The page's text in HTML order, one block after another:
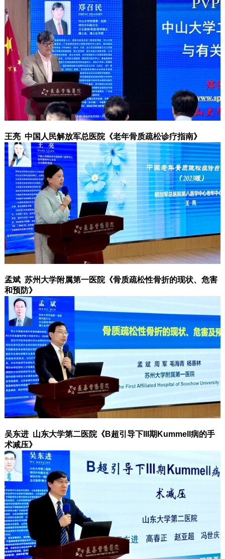
王亮 中国人民解放军总医院《老年骨质疏松诊疗指南》
孟斌 苏州大学附属第一医院《骨质疏松性骨折的现状、危害
和预防》
吴东进 山东大学第二医院《B超引导下III期Kummell病的手
术减压》